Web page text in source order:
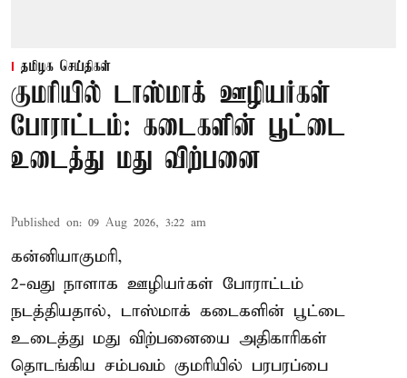
தமிழக செய்திகள்
குமரியில் டாஸ்மாக் ஊழியர்கள்
போராட்டம்: கடைகளின் பூட்டை
உடைத்து மது விற்பனை
Published on: 09 Aug 2026, 3:22 am
கன்னியாகுமரி,
2-வது நாளாக ஊழியர்கள் போராட்டம்
நடத்தியதால், டாஸ்மாக் கடைகளின் பூட்டை
உடைத்து மது விற்பனையை அதிகாரிகள்
தொடங்கிய சம்பவம் குமரியில் பரபரப்பை